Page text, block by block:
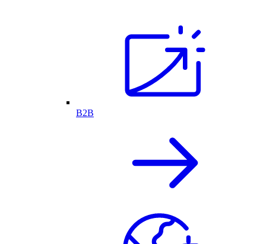
B2B